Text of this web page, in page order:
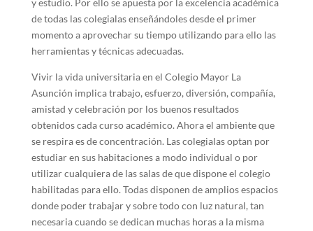
y estudio. Por ello se apuesta por la excelencia académica
de todas las colegialas enseñándoles desde el primer
momento a aprovechar su tiempo utilizando para ello las
herramientas y técnicas adecuadas.
Vivir la vida universitaria en el Colegio Mayor La
Asunción implica trabajo, esfuerzo, diversión, compañía,
amistad y celebración por los buenos resultados
obtenidos cada curso académico. Ahora el ambiente que
se respira es de concentración. Las colegialas optan por
estudiar en sus habitaciones a modo individual o por
utilizar cualquiera de las salas de que dispone el colegio
habilitadas para ello. Todas disponen de amplios espacios
donde poder trabajar y sobre todo con luz natural, tan
necesaria cuando se dedican muchas horas a la misma